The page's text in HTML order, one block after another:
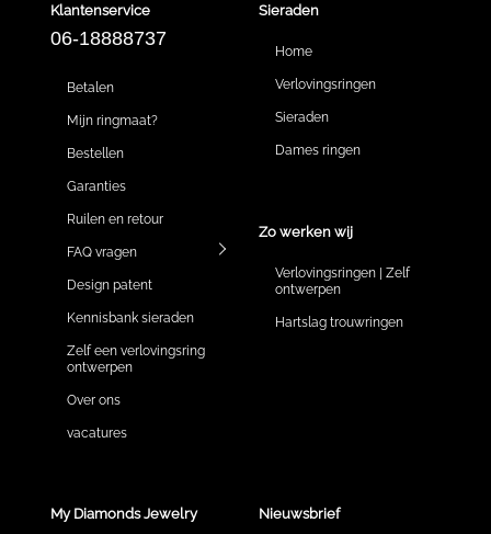
Klantenservice
06-18888737
Betalen
Mijn ringmaat?
Bestellen
Garanties
Ruilen en retour
FAQ vragen
Design patent
Kennisbank sieraden
Zelf een verlovingsring
ontwerpen
Over ons
vacatures
Sieraden
Home
Verlovingsringen
Sieraden
Dames ringen
Zo werken wij
Verlovingsringen | Zelf
ontwerpen
Hartslag trouwringen
My Diamonds Jewelry Nieuwsbrief